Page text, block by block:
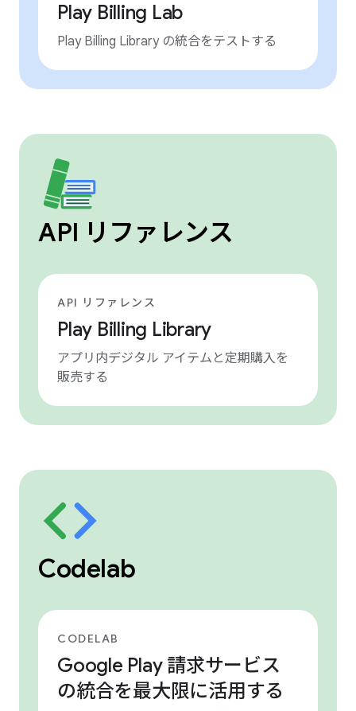
Play Billing Lab
Play Billing Library の統合をテストする
API リファレンス
API リファレンス
Play Billing Library
アプリ内デジタル アイテムと定期購入を
販売する
Codelab
CODELAB
Google Play 請求サービス
の統合を最大限に活用する